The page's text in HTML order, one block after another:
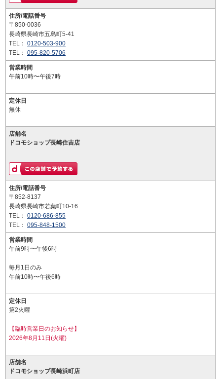
住所/電話番号
〒850-0036
長崎県長崎市五島町5-41
TEL： 0120-503-900
TEL： 095-820-5706
営業時間
午前10時〜午後7時
定休日
無休
店舗名
ドコモショップ長崎住吉店
住所/電話番号
〒852-8137
長崎県長崎市若葉町10-16
TEL： 0120-686-855
TEL： 095-848-1500
営業時間
午前9時〜午後6時
毎月1日のみ
午前10時〜午後6時
定休日
第2火曜
【臨時営業日のお知らせ】
2026年8月11日(火曜)
店舗名
ドコモショップ長崎浜町店